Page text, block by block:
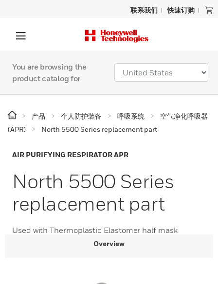
联系我们 快速订购
You are browsing the
product catalog for
产品 个人防护装备 呼吸系统
空气净化呼吸器
(APR)
North 5500 Series replacement part
AIR PURIFYING RESPIRATOR APR
North 5500 Series
replacement part
Used with Thermoplastic Elastomer half mask
Overview